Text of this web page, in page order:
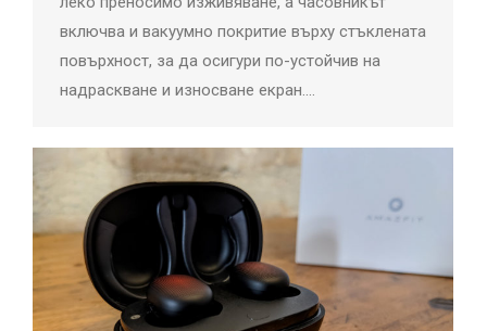
включва и вакуумно покритие върху стъклената
повърхност, за да осигури по-устойчив на
надраскване и износване екран.…